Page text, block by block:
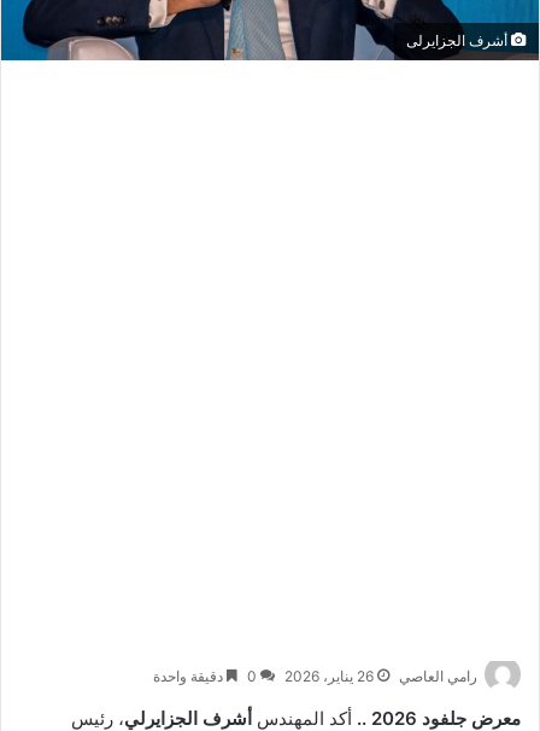
أشرف الجزايرلى
رامي العاصي 26 يناير، 2026 0 دقيقة واحدة
معرض جلفود 2026 .. أكد المهندس أشرف الجزايرلي، رئيس